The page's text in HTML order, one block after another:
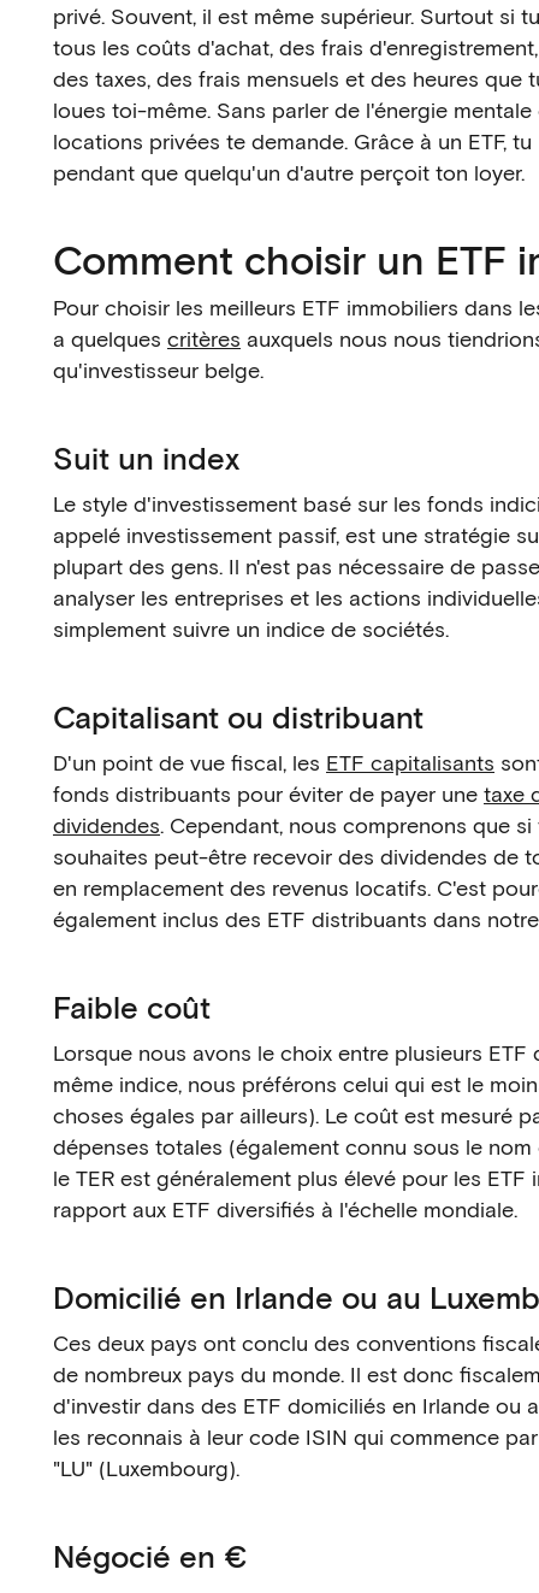
privé. Souvent, il est même supérieur. Surtout si
tous les coûts d'achat, des frais
des taxes, des frais mensuels et des heures que
loues toi-même. Sans parler de l'énergie
locations privées te demande. Grâce à un ETF,
pendant que quelqu'un d'autre perçoit ton loyer.
Comment choisir un ETF
Pour choisir les meilleurs ETF immobiliers dans
a quelques critères auxquels nous nous
qu'investisseur belge.
Suit un index
Le style d'investissement basé sur les fonds
appelé investissement passif, est une stratégie
plupart des gens. Il n'est pas nécessaire de
analyser les entreprises et les actions
simplement suivre un indice de sociétés.
Capitalisant ou distribuant
D'un point de vue fiscal, les ETF capitalisants
fonds distribuants pour éviter de payer une taxe
dividendes. Cependant, nous comprenons que
souhaites peut-être recevoir des dividendes de
en remplacement des revenus locatifs. C'est
également inclus des ETF distribuants dans
Faible coût
Lorsque nous avons le choix entre plusieurs ETF
même indice, nous préférons celui qui est le
choses égales par ailleurs). Le coût est mesuré
dépenses totales (également connu sous le nom
le TER est généralement plus élevé pour les ETF
rapport aux ETF diversifiés à l'échelle mondiale.
Domicilié en Irlande ou au
Ces deux pays ont conclu des conventions
de nombreux pays du monde. Il est donc
d'investir dans des ETF domiciliés en Irlande ou
les reconnais à leur code ISIN qui commence
"LU" (Luxembourg).
Négocié en €